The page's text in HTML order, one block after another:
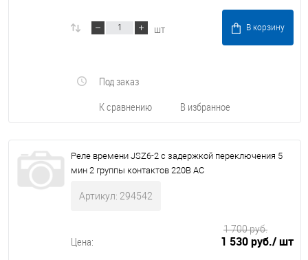
шт В корзину
К сравнению В избранное
Под заказ
Реле времени JSZ6-2 с задержкой переключения 5
мин 2 группы контактов 220В AC
Артикул: 294542
Цена: 1 530 руб./ шт
1 700 руб.